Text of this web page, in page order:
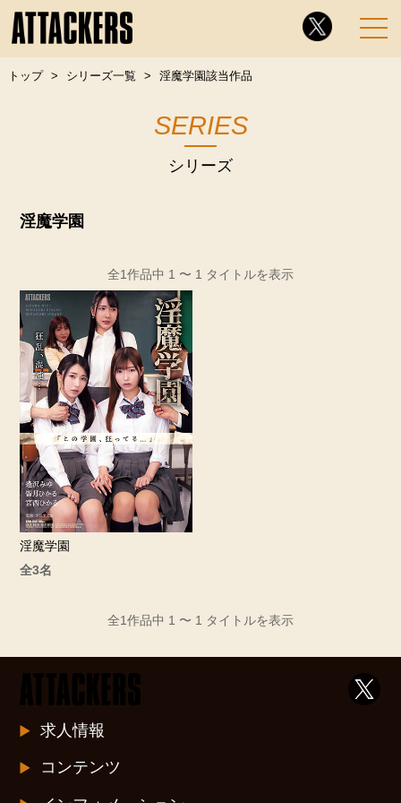
トップ シリーズ一覧 淫魔学園該当作品
SERIES
シリーズ
淫魔学園
全1作品中 1 〜 1 タイトルを表示
淫魔学園
全3名
全1作品中 1 〜 1 タイトルを表示
求人情報
コンテンツ